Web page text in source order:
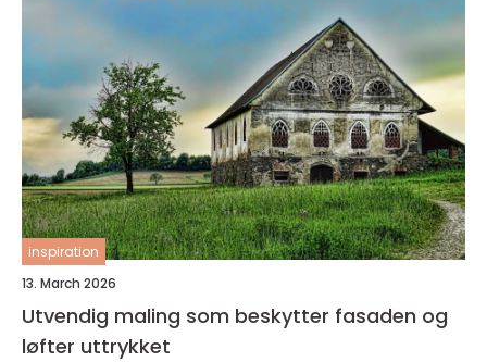
inspiration
13. March 2026
Utvendig maling som beskytter fasaden og
løfter uttrykket